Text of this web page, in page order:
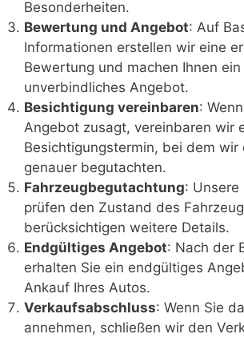
Besonderheiten.
Bewertung und Angebot: Auf
Informationen erstellen wir eine
Bewertung und machen Ihnen ein
unverbindliches Angebot.
Besichtigung vereinbaren:
Angebot zusagt, vereinbaren wir
Besichtigungstermin, bei dem wir
genauer begutachten.
Fahrzeugbegutachtung: Unsere
prüfen den Zustand des
berücksichtigen weitere Details.
Endgültiges Angebot: Nach der
erhalten Sie ein endgültiges
Ankauf Ihres Autos.
Verkaufsabschluss: Wenn Sie
annehmen, schließen wir den